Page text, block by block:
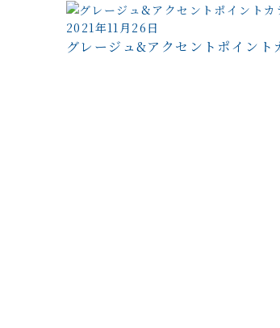
2021年11月26日
グレージュ&アクセントポイント